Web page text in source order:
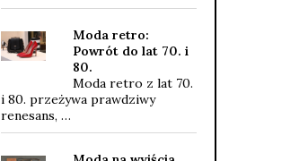
Moda retro:
Powrót do lat 70. i
80.
Moda retro z lat 70.
i 80. przeżywa prawdziwy
renesans, …